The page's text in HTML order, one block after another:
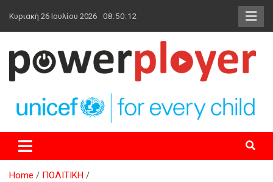
content
Κυριακή 26 Ιουλίου 2026 08:50:13
powerplayer.gr
Home
ΠΟΛΙΤΙΚΗ